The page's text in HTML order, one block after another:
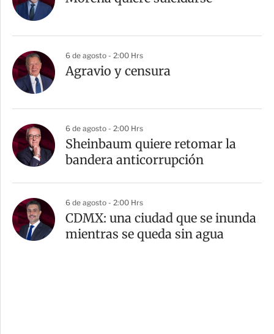
6 de agosto - 2:00 Hrs
Agravio y censura
6 de agosto - 2:00 Hrs
Sheinbaum quiere retomar la
bandera anticorrupción
6 de agosto - 2:00 Hrs
CDMX: una ciudad que se inunda
mientras se queda sin agua